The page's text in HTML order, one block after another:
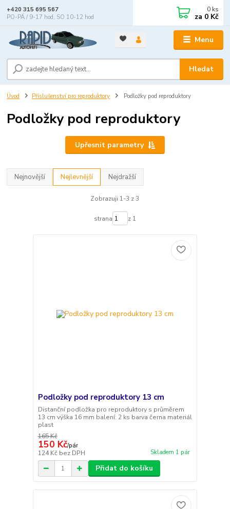
Menu
Hledat
+420 315 695 567
PO-PÁ / 9-17 hod, SO 10-12 hod
0 ks
za 0 Kč
Úvod Příslušenství pro reproduktory Podložky pod reproduktory
Podložky pod reproduktory
Upřesnit parametry
Nejnovější Nejlevnější Nejdražší
Zobrazuji 1-3 z 3
strana z 1
Podložky pod reproduktory 13 cm
Distanční podložka pro reproduktory s průměrem
13 cm výška 16 mm balení: 2 ks barva černa materiál
plast
165 Kč
150 Kč/pár
124 Kč bez DPH Skladem 1 pár
Přidat do košíku